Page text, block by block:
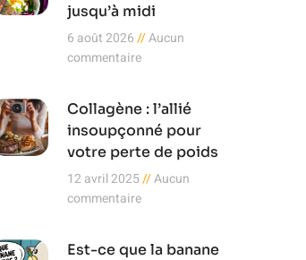
jusqu’à midi
6 août 2026
Aucun
commentaire
Collagène : l’allié
insoupçonné pour
votre perte de poids
12 avril 2025
Aucun
commentaire
Est-ce que la banane